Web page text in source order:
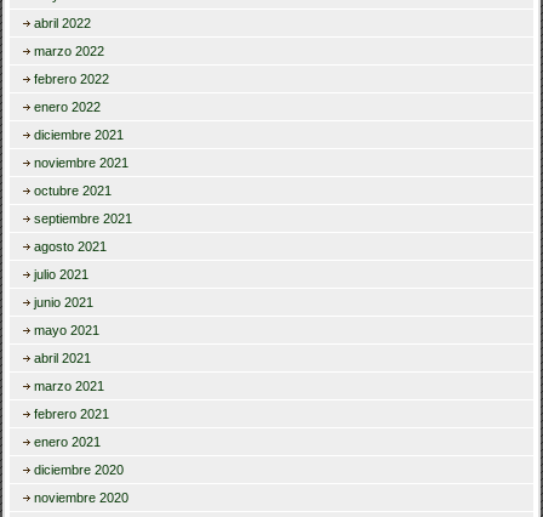
abril 2022
marzo 2022
febrero 2022
enero 2022
diciembre 2021
noviembre 2021
octubre 2021
septiembre 2021
agosto 2021
julio 2021
junio 2021
mayo 2021
abril 2021
marzo 2021
febrero 2021
enero 2021
diciembre 2020
noviembre 2020